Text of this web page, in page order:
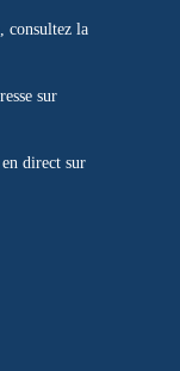
consultez la
sur
direct sur